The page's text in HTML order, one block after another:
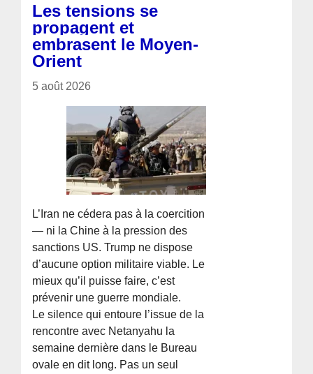
Les tensions se
propagent et
embrasent le Moyen-
Orient
5 août 2026
L’Iran ne cédera pas à la coercition
— ni la Chine à la pression des
sanctions US. Trump ne dispose
d’aucune option militaire viable. Le
mieux qu’il puisse faire, c’est
prévenir une guerre mondiale.
Le silence qui entoure l’issue de la
rencontre avec Netanyahu la
semaine dernière dans le Bureau
ovale en dit long. Pas un seul